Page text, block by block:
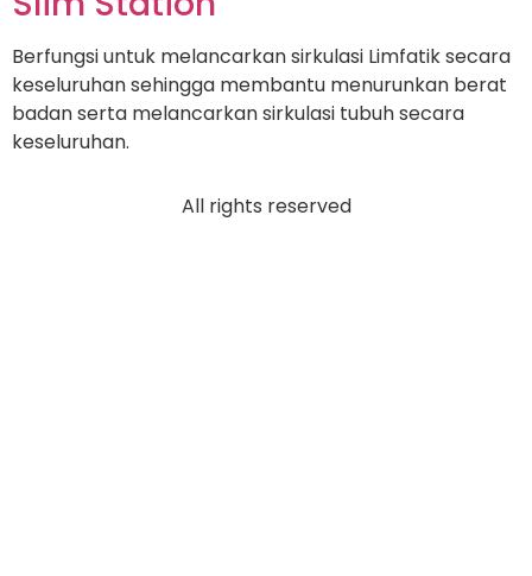
Berfungsi untuk melancarkan sirkulasi Limfatik secara
keseluruhan sehingga membantu menurunkan berat
badan serta melancarkan sirkulasi tubuh secara
keseluruhan.
All rights reserved